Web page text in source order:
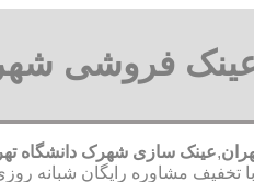
فروشی
,عینک سازی شهرک دانشگاه